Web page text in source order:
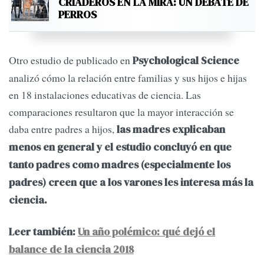
PERROS
Otro estudio de publicado en Psychological Science
analizó cómo la relación entre familias y sus hijos e hijas
en 18 instalaciones educativas de ciencia. Las
comparaciones resultaron que la mayor interacción se
daba entre padres a hijos, las madres explicaban
menos en general y el estudio concluyó en que
tanto padres como madres (especialmente los
padres) creen que a los varones les interesa más la
ciencia.
Leer también:Un año polémico: qué dejó el
balance de la ciencia 2018